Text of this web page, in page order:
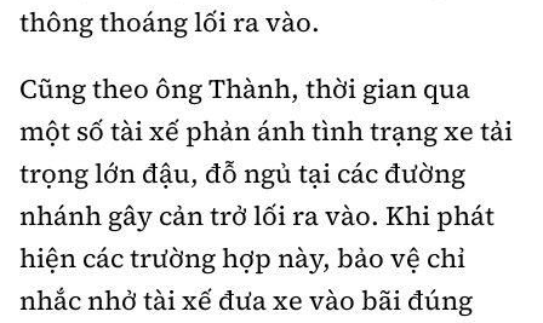
thông thoáng lối ra vào.
Cũng theo ông Thành, thời gian qua
một số tài xế phản ánh tình trạng xe tải
trọng lớn đậu, đỗ ngủ tại các đường
nhánh gây cản trở lối ra vào. Khi phát
hiện các trường hợp này, bảo vệ chỉ
nhắc nhở tài xế đưa xe vào bãi đúng